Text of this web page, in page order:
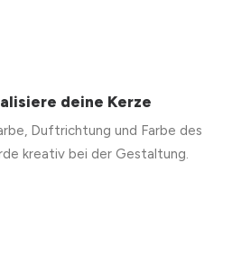
deine Kerze
Duftrichtung und Farbe des
kreativ bei der Gestaltung.